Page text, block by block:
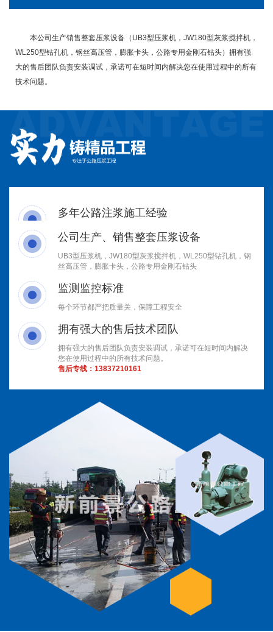
本公司生产销售整套压浆设备（UB3型压浆机，JW180型灰浆搅拌机，
WL250型钻孔机，钢丝高压管，膨胀卡头，公路专用金刚石钻头）拥有强
大的售后团队负责安装调试，承诺可在短时间内解决您在使用过程中的所有
技术问题。
多年公路注浆施工经验
公司生产、销售整套压浆设备
UB3型压浆机，JW180型灰浆搅拌机，WL250型钻孔机，钢
丝高压管，膨胀卡头，公路专用金刚石钻头
监测监控标准
每个环节都严把质量关，保障工程安全
拥有强大的售后技术团队
拥有强大的售后团队负责安装调试，承诺可在短时间内解决
您在使用过程中的所有技术问题。
售后专线： 13837210161